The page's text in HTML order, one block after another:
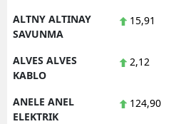
ALTNY ALTINAY
SAVUNMA
15,91
ALVES ALVES
KABLO
2,12
ANELE ANEL
ELEKTRIK
124,90